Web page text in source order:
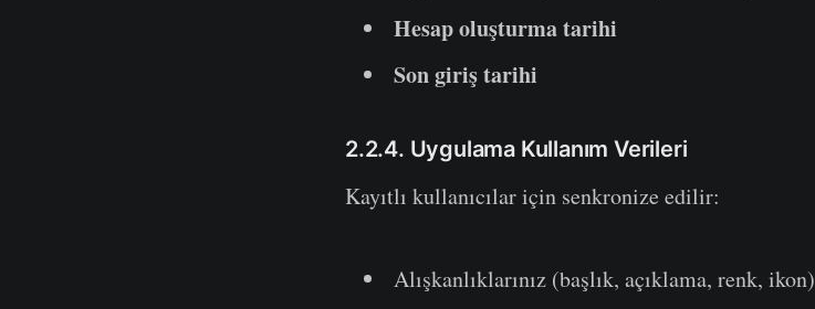
Hesap oluşturma tarihi
Son giriş tarihi
2.2.4. Uygulama Kullanım Verileri
Kayıtlı kullanıcılar için senkronize edilir:
Alışkanlıklarınız (başlık, açıklama, renk, ikon)